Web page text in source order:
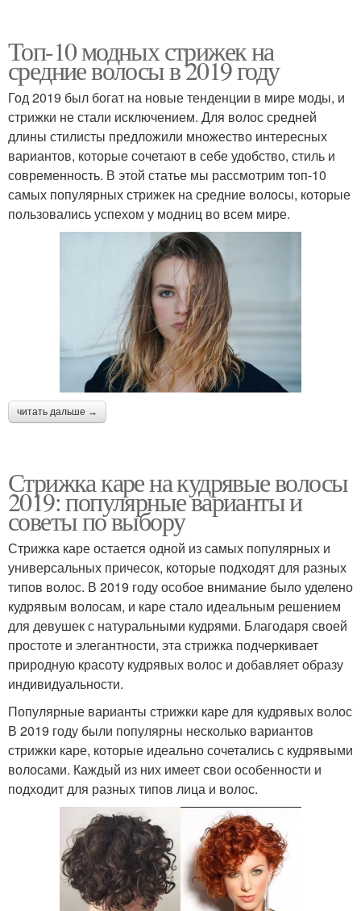
Топ-10 модных стрижек на
средние волосы в 2019 году
Год 2019 был богат на новые тенденции в мире моды, и
стрижки не стали исключением. Для волос средней
длины стилисты предложили множество интересных
вариантов, которые сочетают в себе удобство, стиль и
современность. В этой статье мы рассмотрим топ-10
самых популярных стрижек на средние волосы, которые
пользовались успехом у модниц во всем мире.
читать дальше →
Стрижка каре на кудрявые волосы
2019: популярные варианты и
советы по выбору
Стрижка каре остается одной из самых популярных и
универсальных причесок, которые подходят для разных
типов волос. В 2019 году особое внимание было уделено
кудрявым волосам, и каре стало идеальным решением
для девушек с натуральными кудрями. Благодаря своей
простоте и элегантности, эта стрижка подчеркивает
природную красоту кудрявых волос и добавляет образу
индивидуальности.
Популярные варианты стрижки каре для кудрявых волос
В 2019 году были популярны несколько вариантов
стрижки каре, которые идеально сочетались с кудрявыми
волосами. Каждый из них имеет свои особенности и
подходит для разных типов лица и волос.